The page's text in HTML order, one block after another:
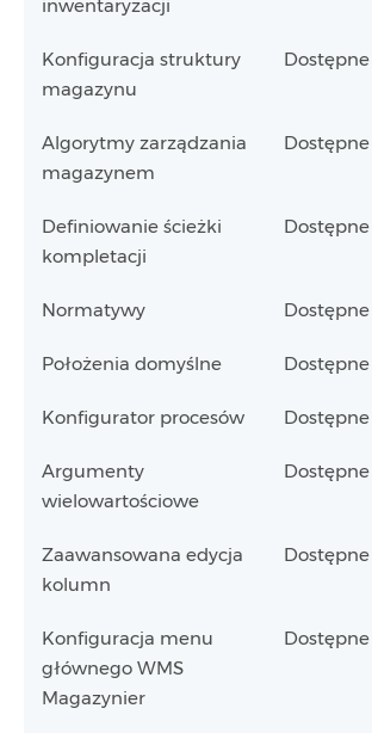
inwentaryzacji
Konfiguracja struktury
magazynu
Dostępne
Algorytmy zarządzania
magazynem
Dostępne
Definiowanie ścieżki
kompletacji
Dostępne
Normatywy Dostępne
Położenia domyślne Dostępne
Konfigurator procesów Dostępne
Argumenty
wielowartościowe
Dostępne
Zaawansowana edycja
kolumn
Dostępne
Konfiguracja menu
głównego WMS
Magazynier
Dostępne